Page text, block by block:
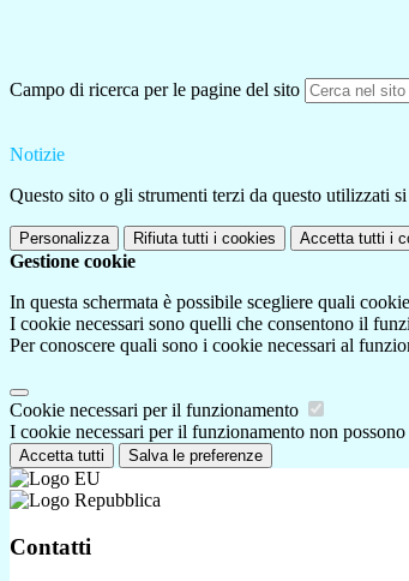
Campo di ricerca per le pagine del sito
Notizie
Questo sito o gli strumenti terzi da questo utilizzati
Personalizza Rifiuta tutti i cookies Accetta tutti i
Gestione cookie
In questa schermata è possibile scegliere quali
I cookie necessari sono quelli che consentono il
Per conoscere quali sono i cookie necessari al
Cookie necessari per il funzionamento
I cookie necessari per il funzionamento non
Accetta tutti Salva le preferenze
Contatti